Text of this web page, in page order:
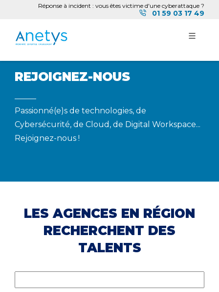
Réponse à incident : vous êtes victime d'une cyberattaque ?
01 59 03 17 49
REJOIGNEZ-NOUS
Passionné(e)s de technologies, de
Cybersécurité, de Cloud, de Digital Workspace...
Rejoignez-nous !
LES AGENCES EN RÉGION
RECHERCHENT DES
TALENTS